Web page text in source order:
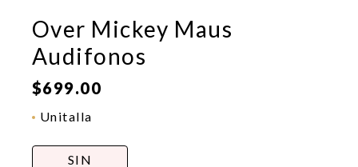
Over Mickey Maus
Audifonos
$699.00
Unitalla
SIN